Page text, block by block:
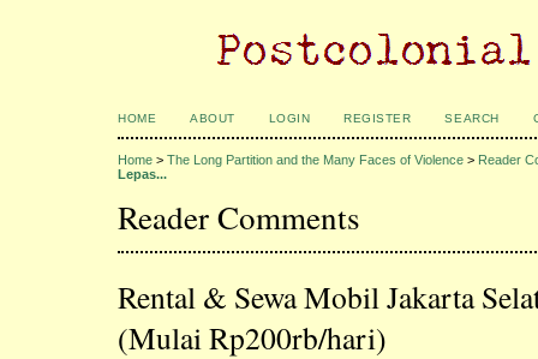
HOME ABOUT LOGIN REGISTER SEARCH
Home > The Long Partition and the Many Faces of Violence > Reader
Lepas...
Reader Comments
Rental & Sewa Mobil Jakarta
(Mulai Rp200rb/hari)